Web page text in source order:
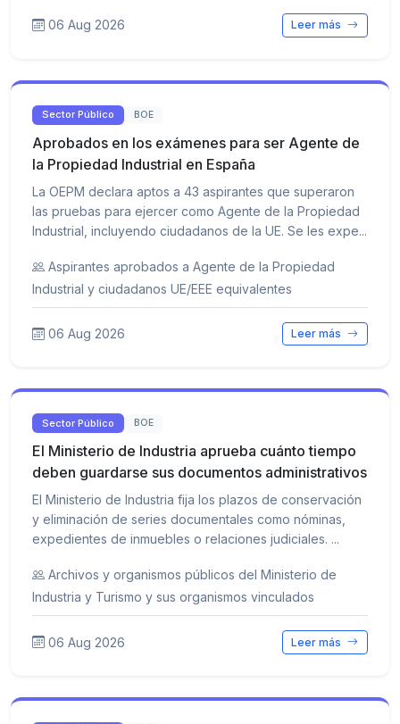
06 Aug 2026 Leer más
Sector Público BOE
Aprobados en los exámenes para ser Agente de
la Propiedad Industrial en España
La OEPM declara aptos a 43 aspirantes que superaron
las pruebas para ejercer como Agente de la Propiedad
Industrial, incluyendo ciudadanos de la UE. Se les expe...
Aspirantes aprobados a Agente de la Propiedad
Industrial y ciudadanos UE/EEE equivalentes
06 Aug 2026 Leer más
Sector Público BOE
El Ministerio de Industria aprueba cuánto tiempo
deben guardarse sus documentos administrativos
El Ministerio de Industria fija los plazos de conservación
y eliminación de series documentales como nóminas,
expedientes de inmuebles o relaciones judiciales. ...
Archivos y organismos públicos del Ministerio de
Industria y Turismo y sus organismos vinculados
06 Aug 2026 Leer más